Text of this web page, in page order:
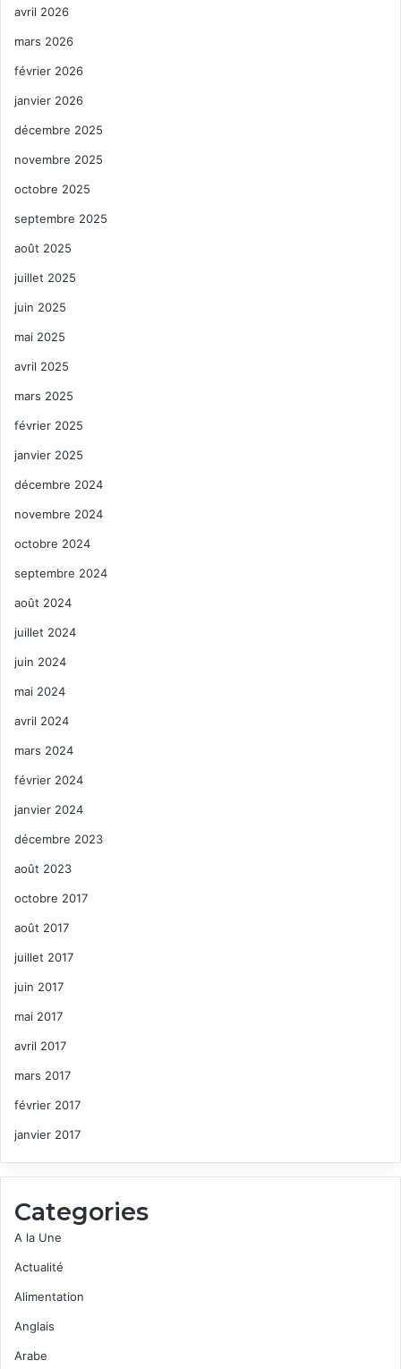
avril 2026
mars 2026
février 2026
janvier 2026
décembre 2025
novembre 2025
octobre 2025
septembre 2025
août 2025
juillet 2025
juin 2025
mai 2025
avril 2025
mars 2025
février 2025
janvier 2025
décembre 2024
novembre 2024
octobre 2024
septembre 2024
août 2024
juillet 2024
juin 2024
mai 2024
avril 2024
mars 2024
février 2024
janvier 2024
décembre 2023
août 2023
octobre 2017
août 2017
juillet 2017
juin 2017
mai 2017
avril 2017
mars 2017
février 2017
janvier 2017
Categories
A la Une
Actualité
Alimentation
Anglais
Arabe